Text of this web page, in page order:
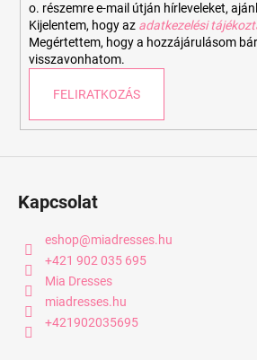
o. részemre e-mail útján hírleveleket,
Kijelentem, hogy az adatkezelési
Megértettem, hogy a hozzájárulásom
visszavonhatom.
FELIRATKOZÁS
Kapcsolat
eshop@miadresses.hu
+421 902 035 695
Mia Dresses
miadresses.hu
+421902035695